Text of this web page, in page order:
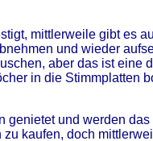
mittlerweile gibt es
und wieder
aber das ist eine
in die Stimmplatten
genietet und werden
kaufen, doch